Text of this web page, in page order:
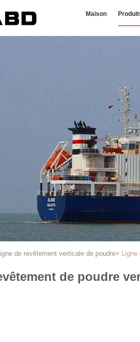
Maison
de revêtement verticale de poudre>
de poudre